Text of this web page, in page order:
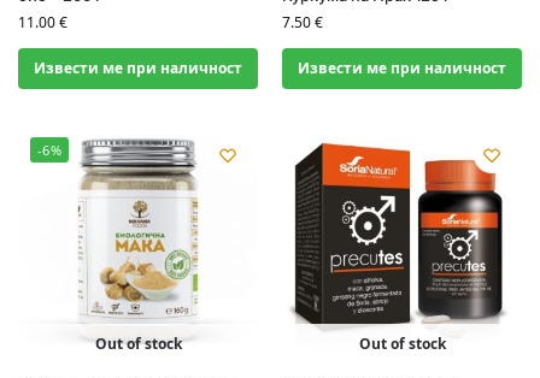
11.00€
Извести ме при наличност
7.50€
Извести ме при наличност
-6%
Out of stock Out of stock